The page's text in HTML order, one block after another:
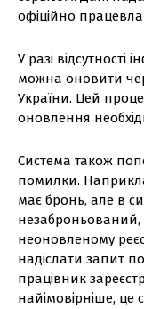
офіційно
У разі відсутності
можна оновити
України. Цей
оновлення
Система також
помилки.
має бронь, але в
неоновленому
надіслати запит
працівник
найімовірніше, це